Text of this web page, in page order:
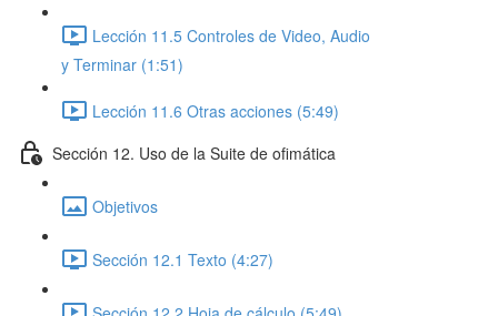
Lección 11.5 Controles de Video, Audio
y Terminar (1:51)
Lección 11.6 Otras acciones (5:49)
Sección 12. Uso de la Suite de ofimática
Objetivos
Sección 12.1 Texto (4:27)